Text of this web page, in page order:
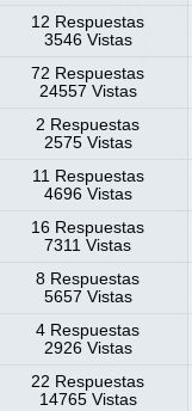
12 Respuestas
3546 Vistas
72 Respuestas
24557 Vistas
2 Respuestas
2575 Vistas
11 Respuestas
4696 Vistas
16 Respuestas
7311 Vistas
8 Respuestas
5657 Vistas
4 Respuestas
2926 Vistas
22 Respuestas
14765 Vistas